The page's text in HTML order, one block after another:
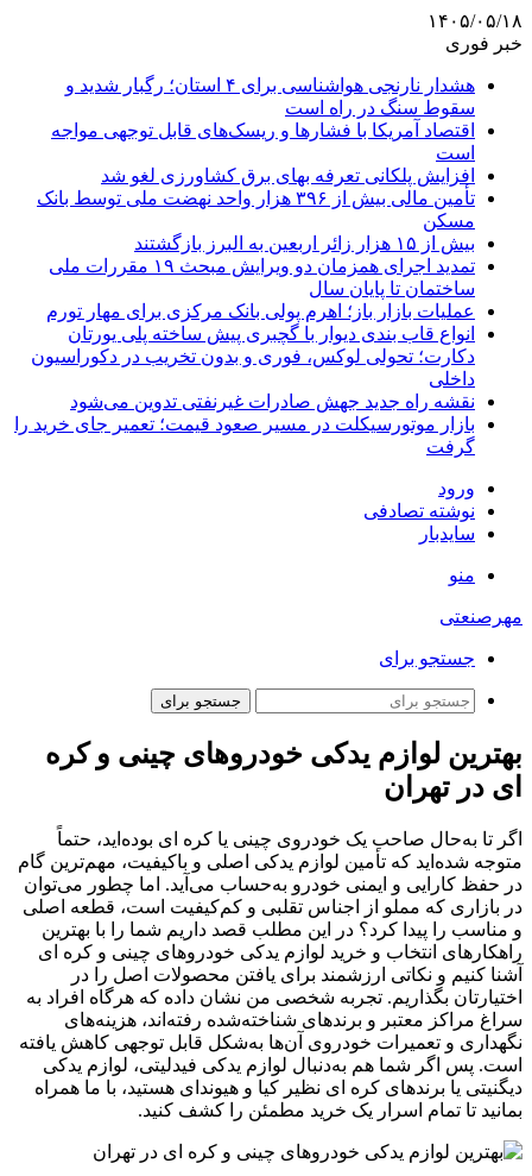
۱۴۰۵/۰۵/۱۸
خبر فوری
هشدار نارنجی هواشناسی برای ۴ استان؛ رگبار شدید و
سقوط سنگ در راه است
اقتصاد آمریکا با فشارها و ریسک‌های قابل توجهی مواجه
است
افزایش پلکانی تعرفه بهای برق کشاورزی لغو شد
تأمین مالی بیش از ۳۹۶ هزار واحد نهضت ملی توسط بانک
مسکن
بیش از ۱۵ هزار زائر اربعین به البرز بازگشتند
تمدید اجرای همزمان دو ویرایش مبحث ۱۹ مقررات ملی
ساختمان تا پایان سال
عملیات بازار باز؛ اهرم پولی بانک مرکزی برای مهار تورم
انواع قاب بندی دیوار با گچبری پیش ساخته پلی یورتان
دکارت؛ تحولی لوکس، فوری و بدون تخریب در دکوراسیون
داخلی
نقشه راه جدید جهش صادرات غیرنفتی تدوین می‌شود
بازار موتورسیکلت در مسیر صعود قیمت؛ تعمیر جای خرید را
گرفت
ورود
نوشته تصادفی
سایدبار
منو
مهرصنعتی
جستجو برای
جستجو برای
بهترین لوازم یدکی خودروهای چینی و کره
ای در تهران
اگر تا به‌حال صاحب یک خودروی چینی یا کره ای بوده‌اید، حتماً
متوجه شده‌اید که تأمین لوازم یدکی اصلی و باکیفیت، مهم‌ترین گام
در حفظ کارایی و ایمنی خودرو به‌حساب می‌آید. اما چطور می‌توان
در بازاری که مملو از اجناس تقلبی و کم‌کیفیت است، قطعه اصلی
و مناسب را پیدا کرد؟ در این مطلب قصد داریم شما را با بهترین
راهکارهای انتخاب و خرید لوازم یدکی خودروهای چینی و کره ای
آشنا کنیم و نکاتی ارزشمند برای یافتن محصولات اصل را در
اختیارتان بگذاریم. تجربه شخصی من نشان داده که هرگاه افراد به
سراغ مراکز معتبر و برندهای شناخته‌شده رفته‌اند، هزینه‌های
نگهداری و تعمیرات خودروی آن‌ها به‌شکل قابل توجهی کاهش یافته
است. پس اگر شما هم به‌دنبال لوازم یدکی فیدلیتی، لوازم یدکی
دیگنیتی یا برندهای کره ای نظیر کیا و هیوندای هستید، با ما همراه
بمانید تا تمام اسرار یک خرید مطمئن را کشف کنید.